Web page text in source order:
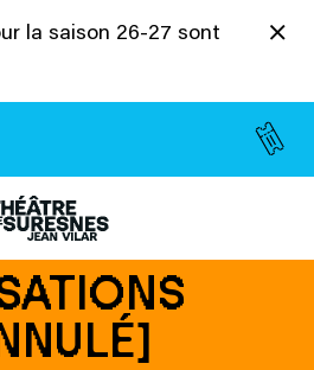
la saison 26-27 sont